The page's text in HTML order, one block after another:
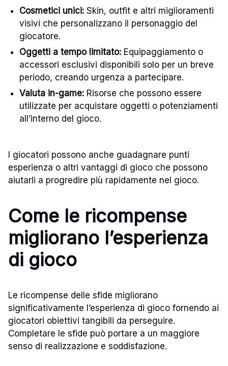
Cosmetici unici: Skin, outfit e altri miglioramenti
visivi che personalizzano il personaggio del
giocatore.
Oggetti a tempo limitato: Equipaggiamento o
accessori esclusivi disponibili solo per un breve
periodo, creando urgenza a partecipare.
Valuta in-game: Risorse che possono essere
utilizzate per acquistare oggetti o potenziamenti
all’interno del gioco.
I giocatori possono anche guadagnare punti
esperienza o altri vantaggi di gioco che possono
aiutarli a progredire più rapidamente nel gioco.
Come le ricompense
migliorano l’esperienza
di gioco
Le ricompense delle sfide migliorano
significativamente l’esperienza di gioco fornendo ai
giocatori obiettivi tangibili da perseguire.
Completare le sfide può portare a un maggiore
senso di realizzazione e soddisfazione.